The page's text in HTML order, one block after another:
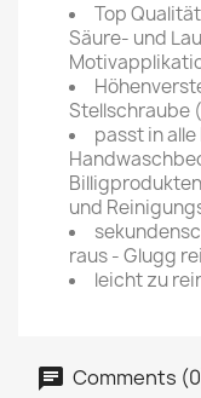
Top
Säure- und
Stellschraube
passt in
und
raus - Glugg
leicht zu
Comments